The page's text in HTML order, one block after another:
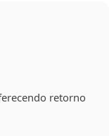
retorno